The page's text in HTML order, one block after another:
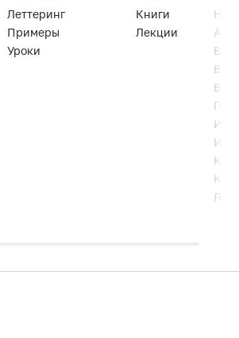
Леттеринг
Примеры
Уроки
Книги
Лекции
Веб